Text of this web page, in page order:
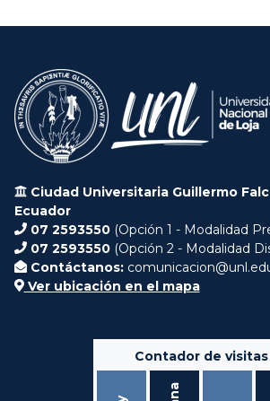
Ciudad Universitaria Guillermo
Ecuador
07 2593550 (Opción 1 - Modalidad
07 2593550 (Opción 2 - Modalidad
Contáctanos:
Ver ubicación en el mapa
Contador de visitas